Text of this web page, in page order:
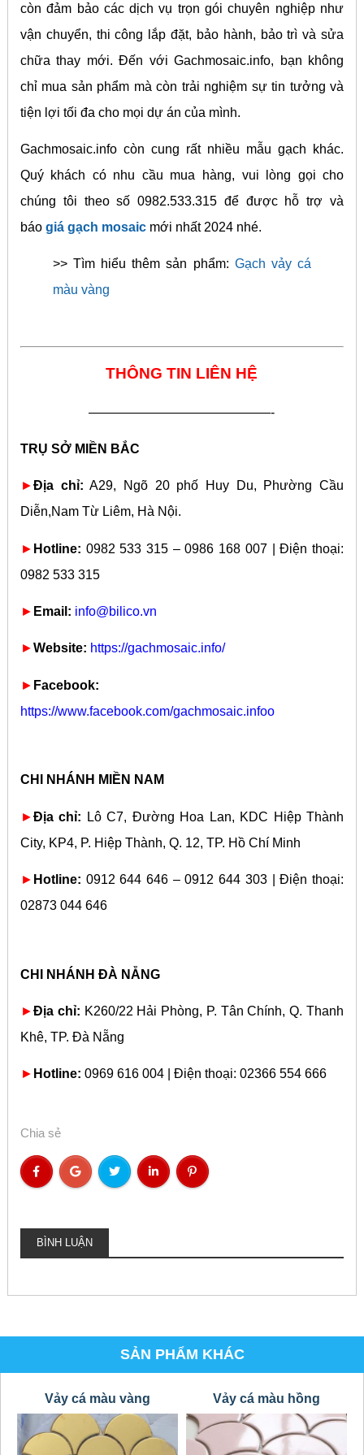
còn đảm bảo các dịch vụ trọn gói chuyên nghiệp như
vận chuyển, thi công lắp đặt, bảo hành, bảo trì và sửa
chữa thay mới. Đến với Gachmosaic.info, bạn không
chỉ mua sản phẩm mà còn trải nghiệm sự tin tưởng và
tiện lợi tối đa cho mọi dự án của mình.
Gachmosaic.info còn cung rất nhiều mẫu gạch khác.
Quý khách có nhu cầu mua hàng, vui lòng gọi cho
chúng tôi theo số 0982.533.315 để được hỗ trợ và
báo giá gạch mosaicmới nhất 2024 nhé.
>> Tìm hiểu thêm sản phẩm: Gạch vảy cá
màu vàng
THÔNG TIN LIÊN HỆ
——————————————-
TRỤ SỞ MIỀN BẮC
►Địa chỉ: A29, Ngõ 20 phố Huy Du, Phường Cầu
Diễn,Nam Từ Liêm, Hà Nội.
► Hotline: 0982 533 315 – 0986 168 007 | Điện thoại:
0982 533 315
► Email: info@bilico.vn
►Website: https://gachmosaic.info/
► Facebook:
https://www.facebook.com/gachmosaic.infoo
CHI NHÁNH MIỀN NAM
►Địa chỉ: Lô C7, Đường Hoa Lan, KDC Hiệp Thành
City, KP4, P. Hiệp Thành, Q. 12, TP. Hồ Chí Minh
► Hotline: 0912 644 646 – 0912 644 303 | Điện thoại:
02873 044 646
CHI NHÁNH ĐÀ NẴNG
►Địa chỉ: K260/22 Hải Phòng, P. Tân Chính, Q. Thanh
Khê, TP. Đà Nẵng
► Hotline: 0969 616 004 | Điện thoại: 02366 554 666
Chia sẻ
BÌNH LUẬN
SẢN PHẨM KHÁC
Vảy cá màu vàng Vảy cá màu hồng